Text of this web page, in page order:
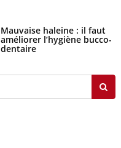
Mauvaise haleine : il faut
améliorer l’hygiène bucco-
dentaire